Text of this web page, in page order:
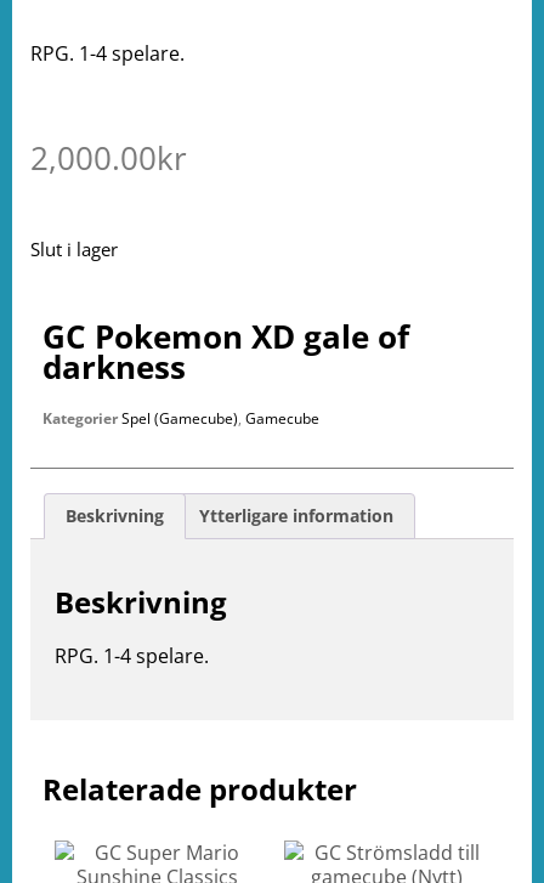
RPG. 1-4 spelare.
2,000.00kr
Slut i lager
Relaterade produkter
GC Pokemon XD gale of
darkness
KategorierSpel (Gamecube), Gamecube
Beskrivning Ytterligare information
Beskrivning
RPG. 1-4 spelare.